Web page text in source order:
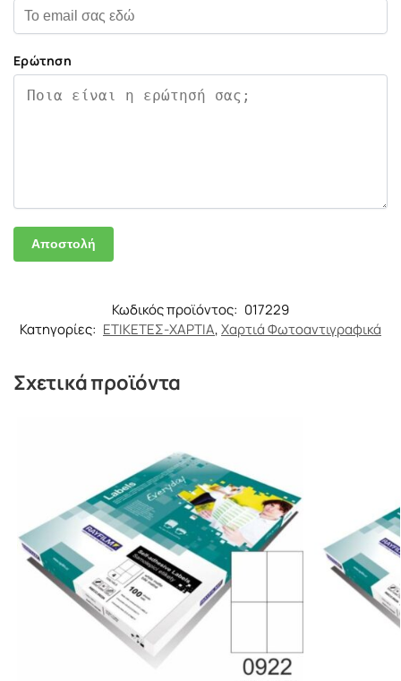
Ερώτηση
Κωδικός προϊόντος: 017229
Κατηγορίες: ΕΤΙΚΕΤΕΣ-ΧΑΡΤΙΑ,Χαρτιά Φωτοαντιγραφικά
Σχετικά προϊόντα